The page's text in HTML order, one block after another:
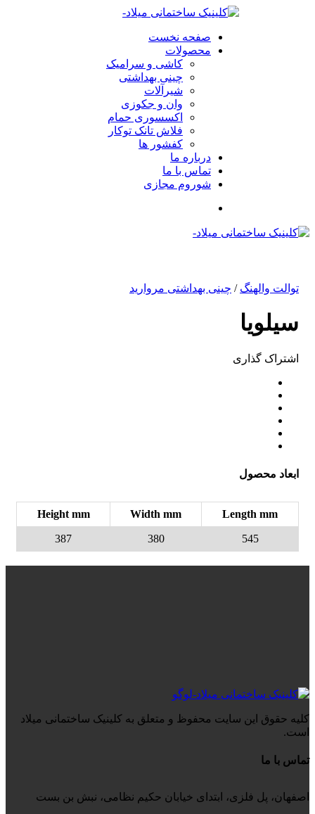
صفحه نخست
محصولات
کاشی و سرامیک
چینی بهداشتی
شیرآلات
وان و جکوزی
اکسسوری حمام
فلاش تانک توکار
کفشور ها
درباره ما
تماس با ما
شوروم مجازی
توالت والهنگ / چینی بهداشتی مروارید
سیلویا
اشتراک ‌گذاری
ابعاد محصول
Length mm
Width mm
Height mm
545
380
387
کلیه حقوق این سایت محفوظ و متعلق به کلینیک ساختمانی میلاد
است.
تماس با ما
اصفهان، پل فلزی، ابتدای خیابان حکیم نظامی، نبش بن بست